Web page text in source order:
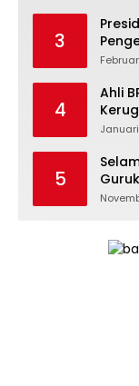
3
4
Ahli
5